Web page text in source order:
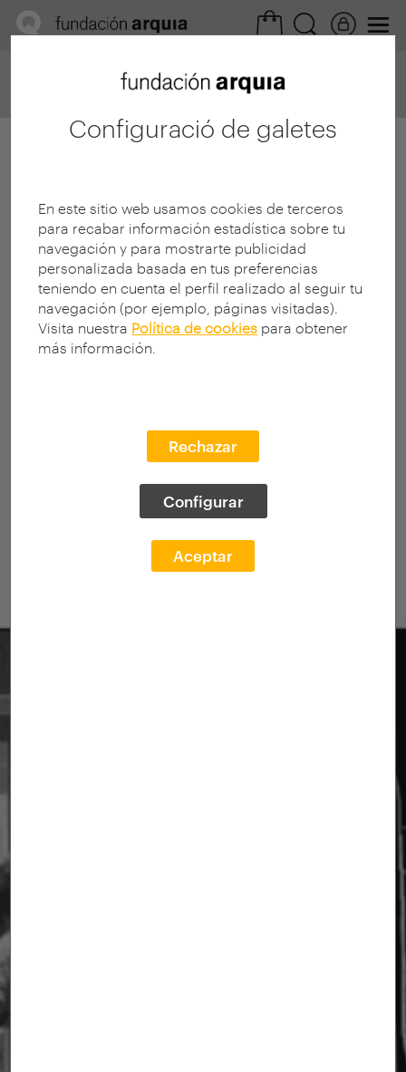
Configuració de galetes
En este sitio web usamos cookies de terceros
para recabar información estadística sobre tu
navegación y para mostrarte publicidad
personalizada basada en tus preferencias
teniendo en cuenta el perfil realizado al seguir tu
navegación (por ejemplo, páginas visitadas).
Visita nuestra Política de cookies para obtener
más información.
Rechazar
Configurar
Aceptar
Convocatorias
Próxima
Ficha realización